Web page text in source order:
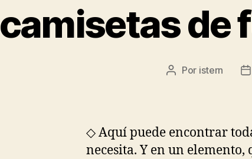
camisetas de
Autor
Por istern
◇ Aquí puede encontrar
necesita. Y en un